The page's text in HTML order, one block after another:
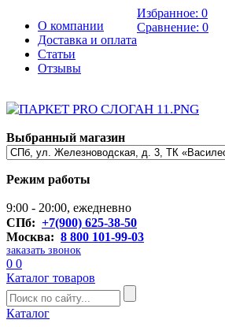
О компании
Доставка и оплата
Статьи
Отзывы
Избранное: 0
Сравнение: 0
Выбранный магазин
Режим работы
9:00 - 20:00, ежедневно
СПб: +7(900) 625-38-50
Москва: 8 800 101-99-03
заказать звонок
0 0
Каталог товаров
Каталог